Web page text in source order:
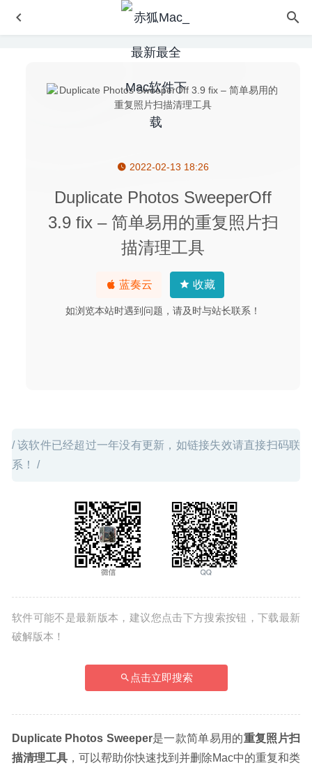
2022-02-13 18:26
Duplicate Photos SweeperOff
3.9 fix – 简单易用的重复照片扫
描清理工具
蓝奏云 收藏
如浏览本站时遇到问题，请及时与站长联系！
/ 该软件已经超过一年没有更新，如链接失效请直接扫码联
系！ /
软件可能不是最新版本，建议您点击下方搜索按钮，下载最新
破解版本！
点击立即搜索
Duplicate Photos Sweeper是一款简单易用的重复照片扫
描清理工具 ，可以帮助你快速找到并删除Mac中的重复和类
Folx Pro 5.18(13943) for Mac中文版-MacOS平台必备的下
24 Hour Wallpaper 3.1 for Mac- 精美的5K动态桌面壁纸
2020-03-02
Adobe InCopy 2020 15.0.2(免激活版) for Mac中文版-优秀
Disk Clean Pro 6.3 – macOS 系统垃圾清理工具